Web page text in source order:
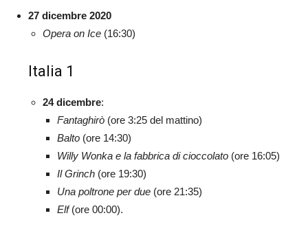
27 dicembre 2020
Opera on Ice (16:30)
Italia 1
24 dicembre:
Fantaghirò (ore 3:25 del mattino)
Balto (ore 14:30)
Willy Wonka e la fabbrica di cioccolato (ore 16:05)
Il Grinch (ore 19:30)
Una poltrone per due (ore 21:35)
Elf(ore 00:00).